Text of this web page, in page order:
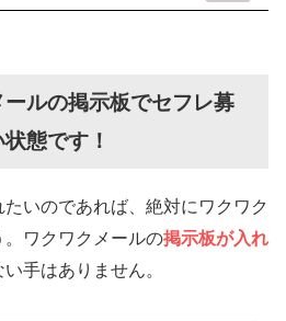
難易度別に解説
グアプリ
るおすすめのマッチングア
ルの掲示板でセフレ募
態です！
いのであれば、絶対にワクワク
。ワクワクメールの掲示板が入れ
手はありません。